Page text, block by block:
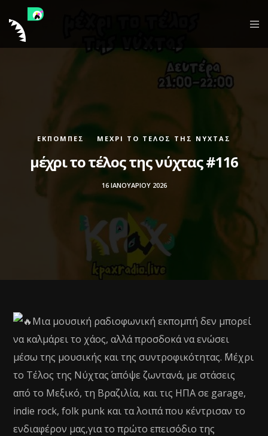
ΕΚΠΟΜΠΈΣ ΜΈΧΡΙ ΤΟ ΤΈΛΟΣ ΤΗΣ ΝΎΧΤΑΣ
μέχρι το τέλος της νύχτας #116
16 ΙΑΝΟΥΑΡΊΟΥ 2026
Μια μουσική ραδιοφωνική εκπομπή δεν μπορεί
να καλμάρει το χάος, αλλά προσδοκά να ενώσει
μέσω της μουσικής και της συντροφικότητας. ΄Μέχρι
το Τέλος της Νύχτας΄ απόψε ζωντανά, με στάσεις
από το Μεξικό, τη Βραζιλία, και τις ΗΠΑ σε garage,
indie rock, folk punk και τα λοιπά που κέντρισαν το
ενδιαφέρον μας,για το πρώτο επεισόδιο της